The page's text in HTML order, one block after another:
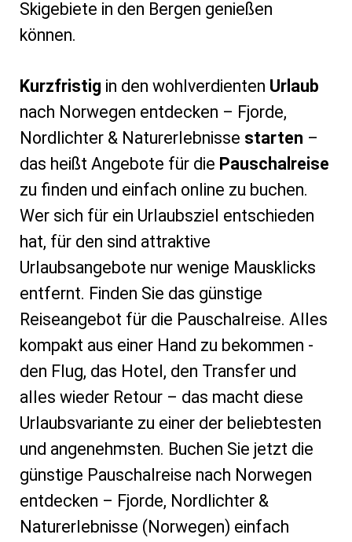
Skigebiete in den Bergen genießen
können.
Kurzfristig in den wohlverdienten Urlaub
nach Norwegen entdecken – Fjorde,
Nordlichter & Naturerlebnisse starten –
das heißt Angebote für die Pauschalreise
zu finden und einfach online zu buchen.
Wer sich für ein Urlaubsziel entschieden
hat, für den sind attraktive
Urlaubsangebote nur wenige Mausklicks
entfernt. Finden Sie das günstige
Reiseangebot für die Pauschalreise. Alles
kompakt aus einer Hand zu bekommen -
den Flug, das Hotel, den Transfer und
alles wieder Retour – das macht diese
Urlaubsvariante zu einer der beliebtesten
und angenehmsten. Buchen Sie jetzt die
günstige Pauschalreise nach Norwegen
entdecken – Fjorde, Nordlichter &
Naturerlebnisse (Norwegen) einfach